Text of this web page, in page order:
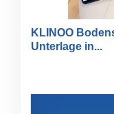
KLINOO
Unterlage in...